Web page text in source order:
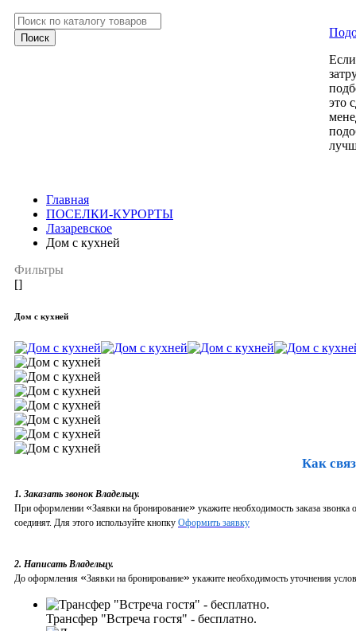
это
Главная
ПОСЕЛКИ-КУРОРТЫ
Лазаревское
Дом с кухней
Фильтры
[]
Дом с кухней
Как
1. Заказать звонок Владельцу.
При оформлении «Заявки на бронирование» укажите необходимость заказа звонка
соединят. Для этого используйте кнопку Оформить заявку
2. Написать Владельцу.
До оформления «Заявки на бронирование» укажите необходимость уточнения
Трансфер "Встреча гостя" - бесплатно.